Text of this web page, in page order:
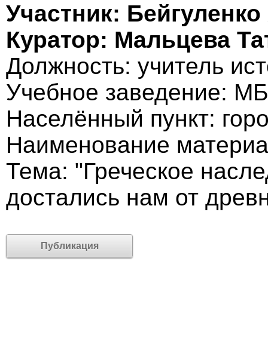
Участник:
Куратор: Мальцева
Должность: учитель
Учебное заведение:
Населённый пункт:
Наименование
Тема: "Греческое
достались нам от
Публикация